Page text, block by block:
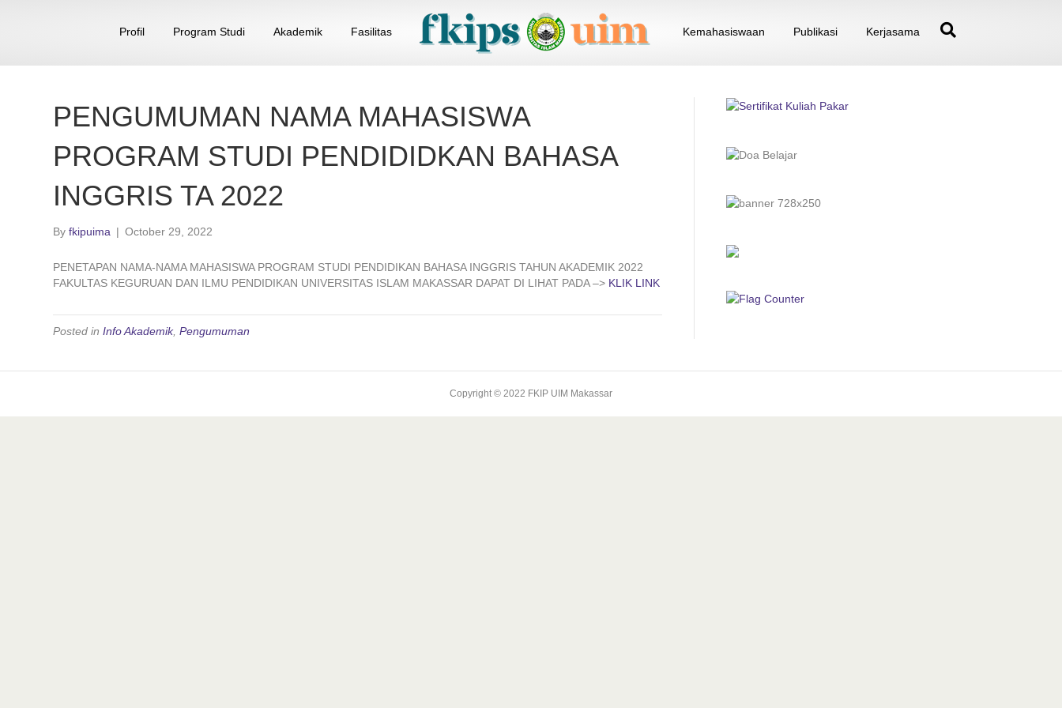
Profil Program Studi Akademik Fasilitas Kemahasiswaan Publikasi Kerjasama
PENGUMUMAN NAMA MAHASISWA
PROGRAM STUDI PENDIDIDKAN BAHASA
INGGRIS TA 2022
Byfkipuima | October 29, 2022
PENETAPAN NAMA-NAMA MAHASISWA PROGRAM STUDI PENDIDIKAN BAHASA INGGRIS TAHUN AKADEMIK 2022
FAKULTAS KEGURUAN DAN ILMU PENDIDIKAN UNIVERSITAS ISLAM MAKASSAR DAPAT DI LIHAT PADA –> KLIK LINK
Posted inInfo Akademik,Pengumuman
Copyright © 2022 FKIP UIM Makassar